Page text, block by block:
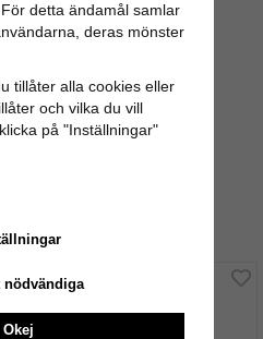
detta ändamål samlar
deras mönster
tillåter alla cookies eller
och vilka du vill
på "Inställningar"
nödvändiga
Okej